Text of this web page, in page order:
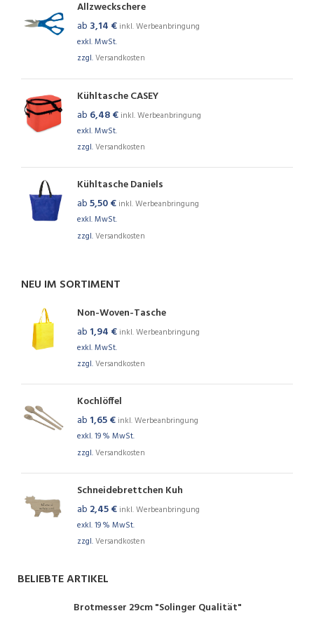
Allzweckschere
ab 3,14 € inkl. Werbeanbringung
exkl. MwSt.
zzgl.Versandkosten
Kühltasche CASEY
ab 6,48€ inkl. Werbeanbringung
exkl. MwSt.
zzgl.Versandkosten
Kühltasche Daniels
ab5,50€ inkl. Werbeanbringung
exkl. MwSt.
zzgl.Versandkosten
NEU IM SORTIMENT
Non-Woven-Tasche
ab 1,94 € inkl. Werbeanbringung
exkl. MwSt.
zzgl.Versandkosten
Kochlöffel
ab 1,65€ inkl. Werbeanbringung
exkl. 19 % MwSt.
zzgl.Versandkosten
Schneidebrettchen Kuh
ab 2,45€ inkl. Werbeanbringung
exkl. 19 % MwSt.
zzgl.Versandkosten
BELIEBTE ARTIKEL
Brotmesser 29cm "Solinger Qualität"